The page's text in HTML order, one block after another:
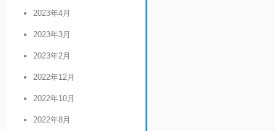
2023年4月
2023年3月
2023年2月
2022年12月
2022年10月
2022年8月